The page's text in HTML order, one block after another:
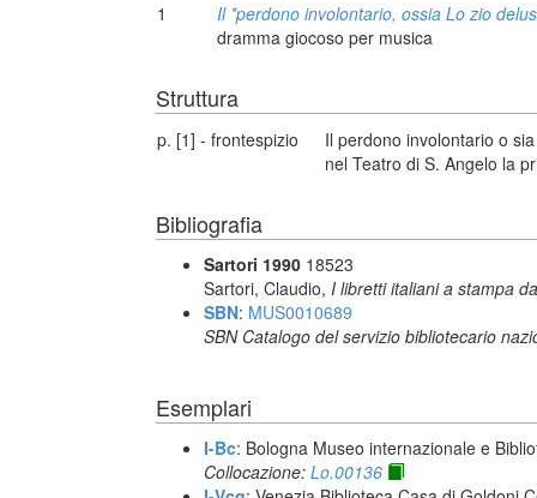
1
Il *perdono involontario, ossia Lo zio
dramma giocoso per musica
Struttura
p. [1] - frontespizio
Il perdono involontario o
nel Teatro di S. Angelo la
Bibliografia
Sartori 1990 18523
Sartori, Claudio, I libretti italiani a stampa
SBN: MUS0010689
SBN Catalogo del servizio bibliotecario
Esemplari
I-Bc: Bologna Museo internazionale e
Collocazione: Lo.00136